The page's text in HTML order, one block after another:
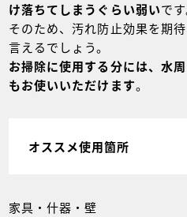
け落ちてしまうぐらい弱いです
そのため、汚れ防止効果を期
言えるでしょう。
お掃除に使用する分には、水
もお使いいただけます。
オススメ使用箇所
家具・什器・壁